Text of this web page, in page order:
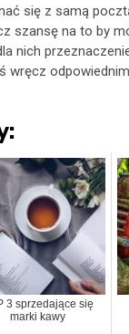
się z samą
szansę na to by
nich
wręcz
3 sprzedające się
marki kawy